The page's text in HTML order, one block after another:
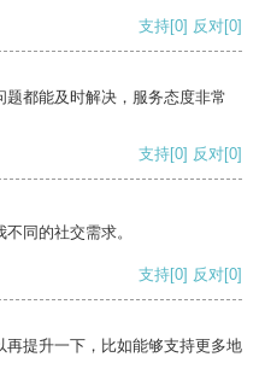
支持[0] 反对[0]
都能及时解决，服务态度非常
支持[0] 反对[0]
同的社交需求。
支持[0] 反对[0]
提升一下，比如能够支持更多地